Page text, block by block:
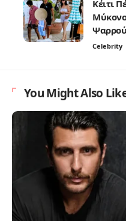
Κέιτι
Ψαρρού
Celebrity
You Might Also